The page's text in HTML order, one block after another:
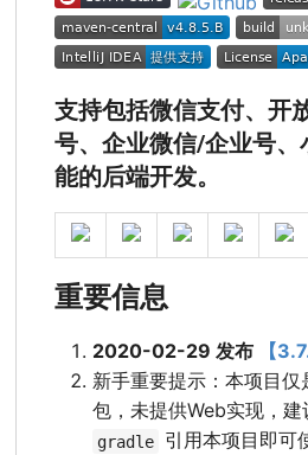
支持包括微信支付、开
号、企业微信/企业号、
能的后端开发。
重要信息
2020-02-29 发布 【
新手重要提示：本项目
包，未提供Web实现，建
gradle
引用本项目即可